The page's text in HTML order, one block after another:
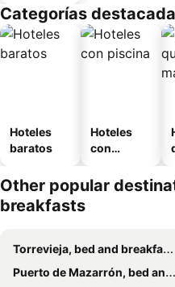
Categorías
Hoteles
baratos
Hoteles
con
Other popular
breakfasts
Torrevieja, bed and breakfasts
Puerto de Mazarrón, bed and breakfasts